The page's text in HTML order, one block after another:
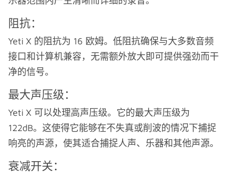
阻抗：
Yeti X 的阻抗为 16 欧姆。低阻抗确保与大多数音频
接口和计算机兼容，无需额外放大即可提供强劲而干
净的信号。
最大声压级：
Yeti X 可以处理高声压级。它的最大声压级为
122dB。这使得它能够在不失真或削波的情况下捕捉
响亮的声源，使其适合捕捉人声、乐器和其他声源。
衰减开关：